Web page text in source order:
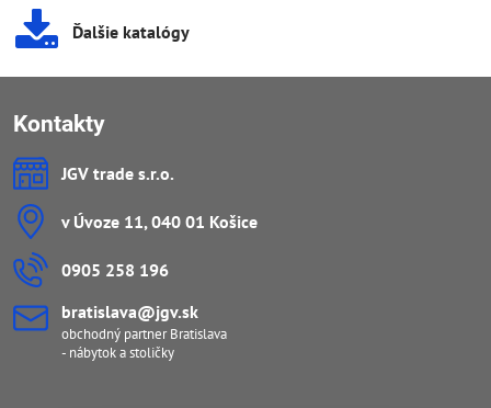
Ďalšie katalógy
Kontakty
JGV trade s​.r​.o​.
v Úvoze 11, 040 01 Košice
0905 258 196
bratislava​@jgv​.sk
obchodný partner Bratislava
- nábytok a stoličky